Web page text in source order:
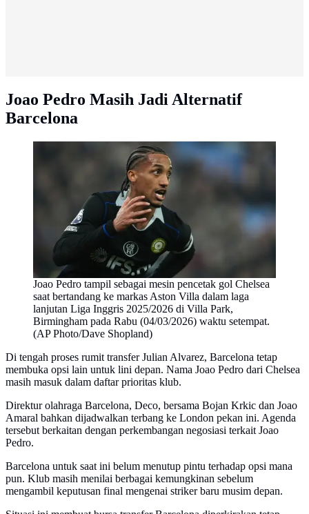
Joao Pedro Masih Jadi Alternatif
Barcelona
Joao Pedro tampil sebagai mesin pencetak gol Chelsea
saat bertandang ke markas Aston Villa dalam laga
lanjutan Liga Inggris 2025/2026 di Villa Park,
Birmingham pada Rabu (04/03/2026) waktu setempat.
(AP Photo/Dave Shopland)
Di tengah proses rumit transfer Julian Alvarez, Barcelona tetap
membuka opsi lain untuk lini depan. Nama Joao Pedro dari Chelsea
masih masuk dalam daftar prioritas klub.
Direktur olahraga Barcelona, Deco, bersama Bojan Krkic dan Joao
Amaral bahkan dijadwalkan terbang ke London pekan ini. Agenda
tersebut berkaitan dengan perkembangan negosiasi terkait Joao
Pedro.
Barcelona untuk saat ini belum menutup pintu terhadap opsi mana
pun. Klub masih menilai berbagai kemungkinan sebelum
mengambil keputusan final mengenai striker baru musim depan.